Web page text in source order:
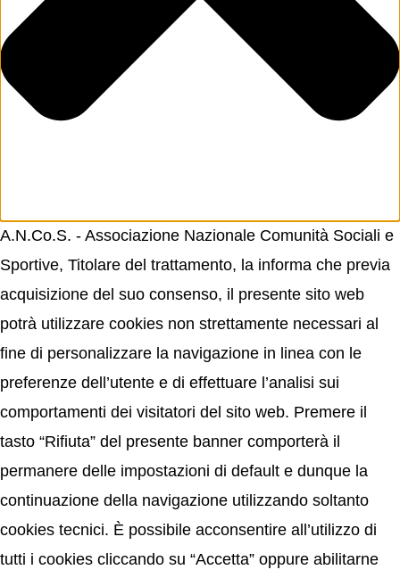
A.N.Co.S. - Associazione Nazionale Comunità Sociali e
Sportive, Titolare del trattamento, la informa che previa
acquisizione del suo consenso, il presente sito web
potrà utilizzare cookies non strettamente necessari al
fine di personalizzare la navigazione in linea con le
preferenze dell’utente e di effettuare l’analisi sui
comportamenti dei visitatori del sito web. Premere il
tasto “Rifiuta” del presente banner comporterà il
permanere delle impostazioni di default e dunque la
continuazione della navigazione utilizzando soltanto
cookies tecnici. È possibile acconsentire all’utilizzo di
tutti i cookies cliccando su “Accetta” oppure abilitarne